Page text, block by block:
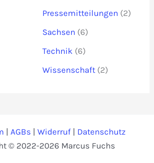
Pressemitteilungen (2)
Sachsen (6)
Technik (6)
Wissenschaft (2)
| AGBs | Widerruf | Datenschutz
© 2022-2026 Marcus Fuchs